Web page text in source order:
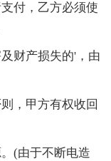
付，乙方必须使
财产损失的'，由
，甲方有权收回
(由于不断电造